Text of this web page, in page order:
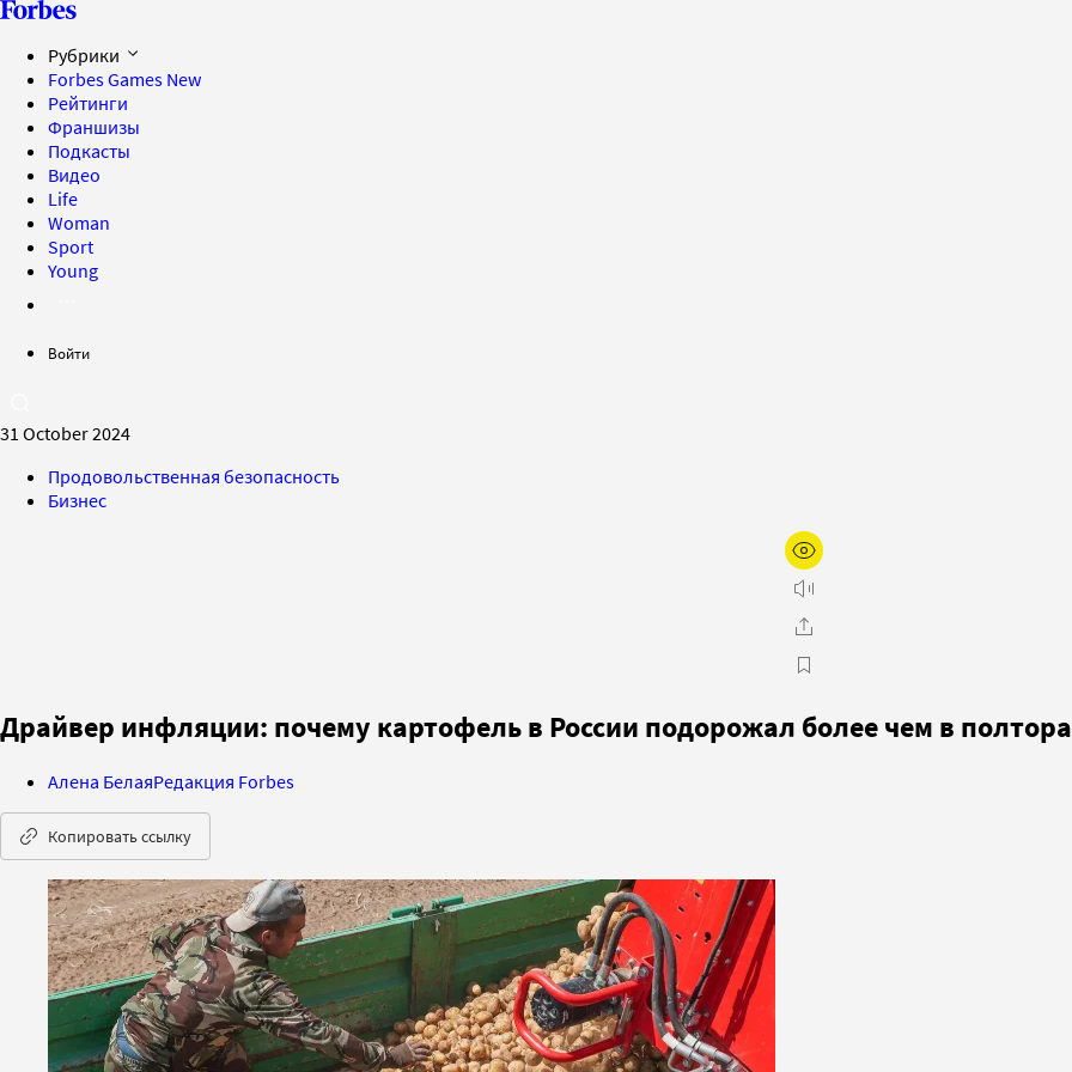
Рубрики
Forbes Games New
Рейтинги
Франшизы
Подкасты
Видео
Life
Woman
Sport
Young
Войти
31 October 2024
Продовольственная безопасность
Бизнес
Драйвер инфляции: почему картофель в России подорожал более чем в
Алена БелаяРедакция Forbes
Копировать ссылку